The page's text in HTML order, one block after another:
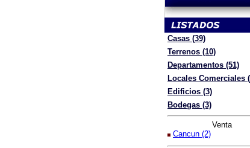
Casas (39)
Terrenos (10)
Departamentos (51)
Locales Comerciales
Edificios (3)
Bodegas (3)
Venta
Cancun (2)